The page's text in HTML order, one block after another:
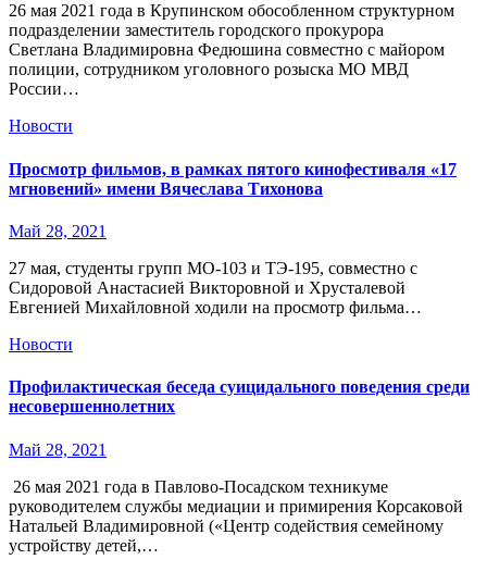
26 мая 2021 года в Крупинском обособленном структурном
подразделении заместитель городского прокурора
Светлана Владимировна Федюшина совместно с майором
полиции, сотрудником уголовного розыска МО МВД
России…
Новости
Просмотр фильмов, в рамках пятого кинофестиваля «17
мгновений» имени Вячеслава Тихонова
Май 28, 2021
27 мая, студенты групп МО-103 и ТЭ-195, совместно с
Сидоровой Анастасией Викторовной и Хрусталевой
Евгенией Михайловной ходили на просмотр фильма…
Новости
Профилактическая беседа суицидального поведения среди
несовершеннолетних
Май 28, 2021
26 мая 2021 года в Павлово-Посадском техникуме
руководителем службы медиации и примирения Корсаковой
Натальей Владимировной («Центр содействия семейному
устройству детей,…